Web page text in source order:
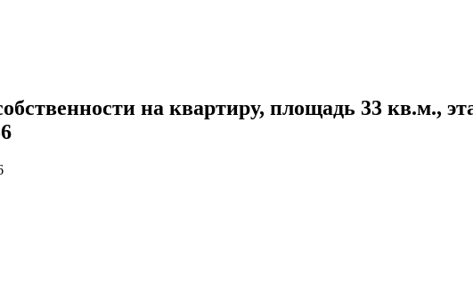
на квартиру, площадь 33 кв.м.,